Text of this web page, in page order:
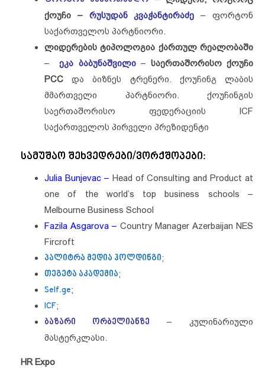
ქოუჩი –რუსუდან კვაჭანტირაძე – ფორტონ
საქართველოს პარტნიორი.
ლიდერების ტიპოლოგია ქართულ რეალობაში
–ეკა ბაბუნაშვილი– საერთაშორისო ქოუჩი
PCC და ბიზნეს ტრენერი. ქოუჩინგ ლაბის
მმართველი პარტნიორი. ქოუჩინგის
საერთაშორისო ფედერაციის ICF
საქართველოს პირველი პრეზიდენტი
სამუშაო შეხვედრები/ვორქშოპები:
Julia Bunjevac – Head of Consulting and Product at
one of the world’s top business schools –
Melbourne Business School
Fazila Asgarova – Country Manager Azerbaijan NES
Fircroft
პალიტრა მედია ჰოლდინგი;
თეგეტა აკადემია;
Self.ge;
ICF;
ბაზარი ორბელიანზე – კულინარიული
მასტერკლასი.
HR Expo